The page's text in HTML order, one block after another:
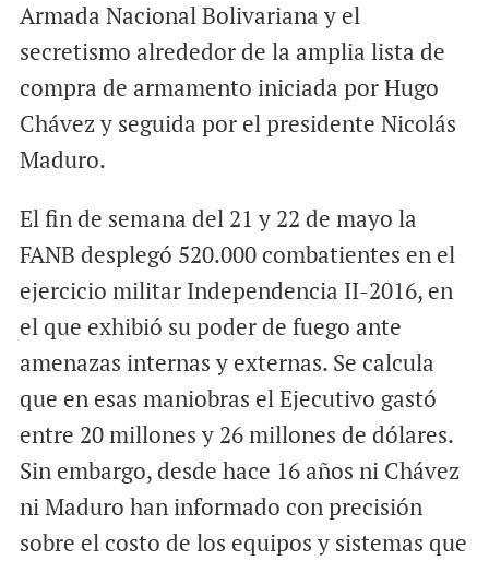
Armada Nacional Bolivariana y el
secretismo alrededor de la amplia lista de
compra de armamento iniciada por Hugo
Chávez y seguida por el presidente Nicolás
Maduro.
El fin de semana del 21 y 22 de mayo la
FANB desplegó 520.000 combatientes en el
ejercicio militar Independencia II-2016, en
el que exhibió su poder de fuego ante
amenazas internas y externas. Se calcula
que en esas maniobras el Ejecutivo gastó
entre 20 millones y 26 millones de dólares.
Sin embargo, desde hace 16 años ni Chávez
ni Maduro han informado con precisión
sobre el costo de los equipos y sistemas que